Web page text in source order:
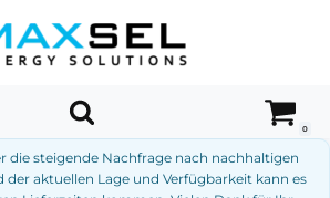
0
die steigende Nachfrage nach nachhaltigen
aktuellen Lage und Verfügbarkeit kann es